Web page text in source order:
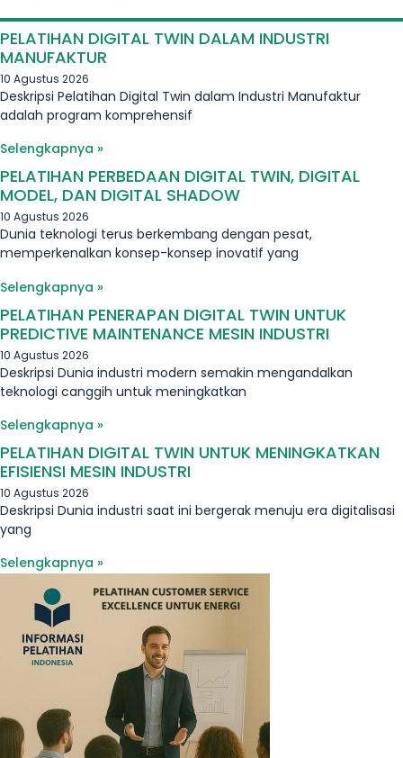
PELATIHAN DIGITAL TWIN DALAM INDUSTRI
MANUFAKTUR
10 Agustus 2026
Deskripsi Pelatihan Digital Twin dalam Industri Manufaktur
adalah program komprehensif
Selengkapnya »
PELATIHAN PERBEDAAN DIGITAL TWIN, DIGITAL
MODEL, DAN DIGITAL SHADOW
10 Agustus 2026
Dunia teknologi terus berkembang dengan pesat,
memperkenalkan konsep-konsep inovatif yang
Selengkapnya »
PELATIHAN PENERAPAN DIGITAL TWIN UNTUK
PREDICTIVE MAINTENANCE MESIN INDUSTRI
10 Agustus 2026
Deskripsi Dunia industri modern semakin mengandalkan
teknologi canggih untuk meningkatkan
Selengkapnya »
PELATIHAN DIGITAL TWIN UNTUK MENINGKATKAN
EFISIENSI MESIN INDUSTRI
10 Agustus 2026
Deskripsi Dunia industri saat ini bergerak menuju era digitalisasi
yang
Selengkapnya »